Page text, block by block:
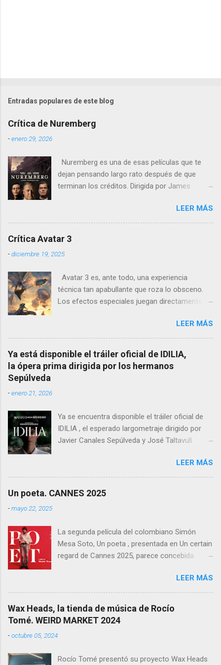
Entradas populares de este blog
Crítica de Nuremberg
-enero 29, 2026
Nuremberg es una de esas películas que te
dejan pensando largo rato después de que
terminan los créditos. Dirigida por James
psicológico se sumerge en los juicios de
Núremberg tras la Segunda Guerra Mundial ,
entre un psiquiatra estadounidense y uno de
LEER MÁS
Crítica Avatar 3
-diciembre 19, 2025
Avatar 3 es, ante todo, una experiencia
técnica tan apabullante que roza lo obsceno.
Los efectos especiales juegan directamente en
otras películas, es que directamente parecen
inalcanzables para el resto del cine mundial
durante los próximos diez años. Todo es
perfecto, fluido, bello, imposible. Cameron
vuelve a demostrar que, si el cine fuera solo
LEER MÁS
Ya está disponible el tráiler oficial de IDILIA,
la ópera prima dirigida por los hermanos
Sepúlveda
-enero 21, 2026
Ya se encuentra disponible el tráiler oficial de
IDILIA , el esperado largometraje dirigido por
Javier Canales Sepúlveda y José Taltavull
próximo 27 de febrero . Tras un destacado
recorrido por festivales nacionales e
LEER MÁS
Un poeta. CANNES 2025
-mayo 22, 2025
La segunda película del colombiano Simón
Mesa Soto, Un poeta , presentada en Un certain
regard de Cannes 2025, parece concebida
sobre la creación artística, la decadencia
masculina, y la supuesta trascendencia de la
poesía en un mundo que no la necesita. Sin
narrativas que resultan más autoindulgentes
LEER MÁS
Wax Heads, la tienda de música de Rocío
Tomé. WEIRD MARKET 2024
-octubre 05, 2024
Rocío Tomé presentó su proyecto Wax Heads